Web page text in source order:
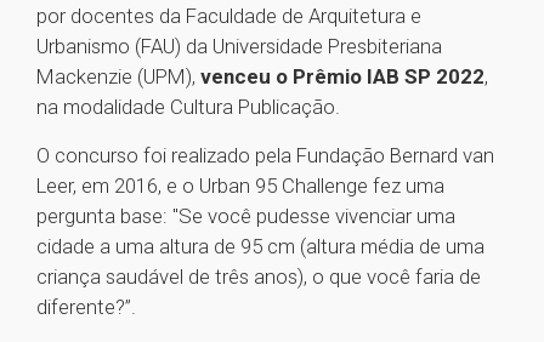
por docentes da Faculdade de Arquitetura e
Urbanismo (FAU) da Universidade Presbiteriana
Mackenzie (UPM), venceu o Prêmio IAB SP 2022,
na modalidade Cultura Publicação.
O concurso foi realizado pela Fundação Bernard van
Leer, em 2016, e o Urban 95 Challenge fez uma
pergunta base: "Se você pudesse vivenciar uma
cidade a uma altura de 95 cm (altura média de uma
criança saudável de três anos), o que você faria de
diferente?”.